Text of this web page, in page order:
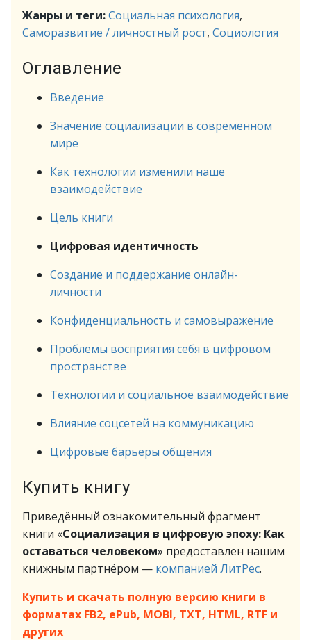
Жанры и теги:Социальная психология,
Саморазвитие / личностный рост, Социология
Оглавление
Введение
Значение социализации в современном
мире
Как технологии изменили наше
взаимодействие
Цель книги
Цифровая идентичность
Создание и поддержание онлайн-
личности
Конфиденциальность и самовыражение
Проблемы восприятия себя в цифровом
пространстве
Технологии и социальное взаимодействие
Влияние соцсетей на коммуникацию
Цифровые барьеры общения
Купить книгу
Приведённый ознакомительный фрагмент
книги «Социализация в цифровую эпоху: Как
оставаться человеком» предоставлен нашим
книжным партнёром — компанией ЛитРес.
Купить и скачать полную версию книги в
форматах FB2, ePub, MOBI, TXT, HTML, RTF и
других